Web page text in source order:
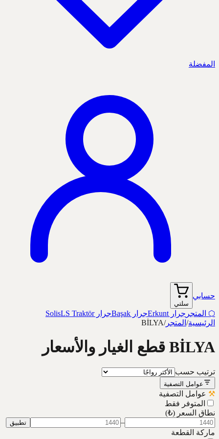
المفضلة
حسابي
سلتي
⬡ المتجر جرار Erkunt جرار Başak جرار SolisLS Traktör
الرئيسية/ المتجر/
BİLYA
BİLYA قطع الغيار والأسعار
ترتيب حسب
عوامل التصفية
⚒ عوامل التصفية
المتوفر فقط
نطاق السعر (₺)
–
تطبيق
ماركة القطعة